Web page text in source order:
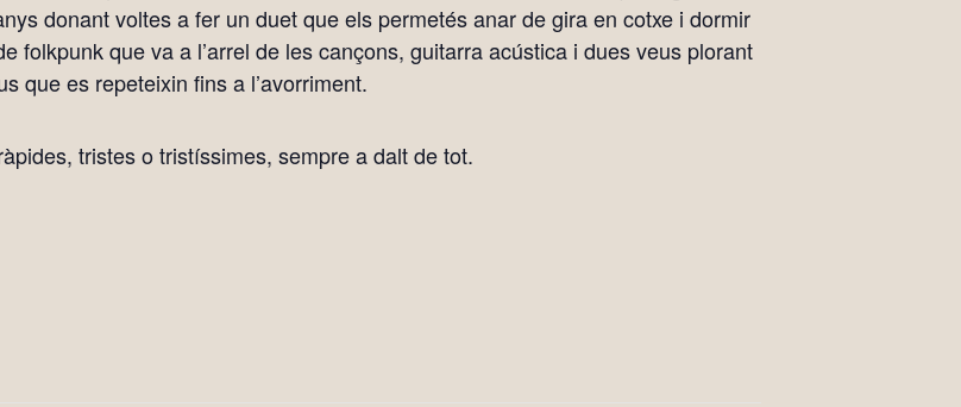
donant voltes a fer un duet que els permetés anar de gira en cotxe i dormir
folkpunk que va a l’arrel de les cançons, guitarra acústica i dues veus plorant
que es repeteixin fins a l’avorriment.
tristes o tristíssimes, sempre a dalt de tot.